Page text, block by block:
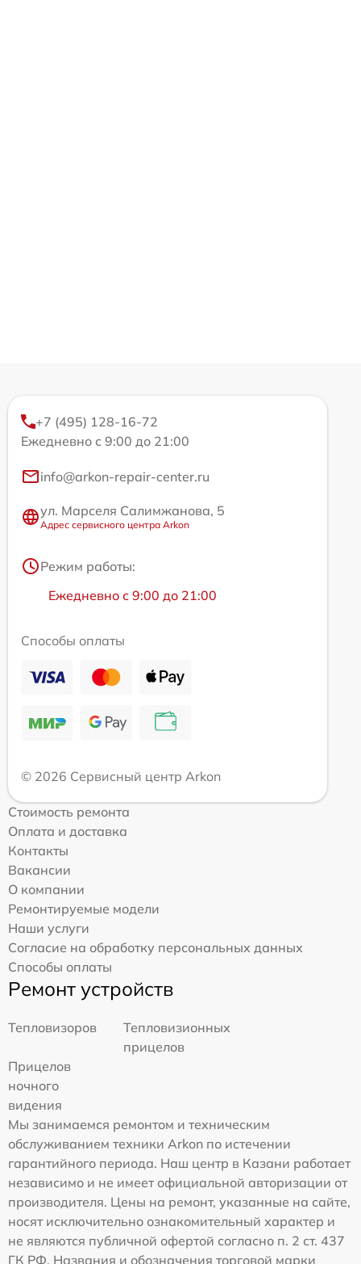
+7 (495) 128-16-72
Ежедневно с 9:00 до 21:00
info@arkon-repair-center.ru
ул. Марселя Салимжанова, 5
Адрес сервисного центра Arkon
Режим работы:
Ежедневно с 9:00 до 21:00
Способы оплаты
© 2026 Сервисный центр Arkon
Стоимость ремонта
Оплата и доставка
Контакты
Вакансии
О компании
Ремонтируемые модели
Наши услуги
Согласие на обработку персональных данных
Способы оплаты
Ремонт устройств
Тепловизоров
Тепловизионных
прицелов
Прицелов
ночного
видения
Мы занимаемся ремонтом и техническим
обслуживанием техники Arkon по истечении
гарантийного периода. Наш центр в Казани работает
независимо и не имеет официальной авторизации от
производителя. Цены на ремонт, указанные на сайте,
носят исключительно ознакомительный характер и
не являются публичной офертой согласно п. 2 ст. 437
ГК РФ. Названия и обозначения торговой марки